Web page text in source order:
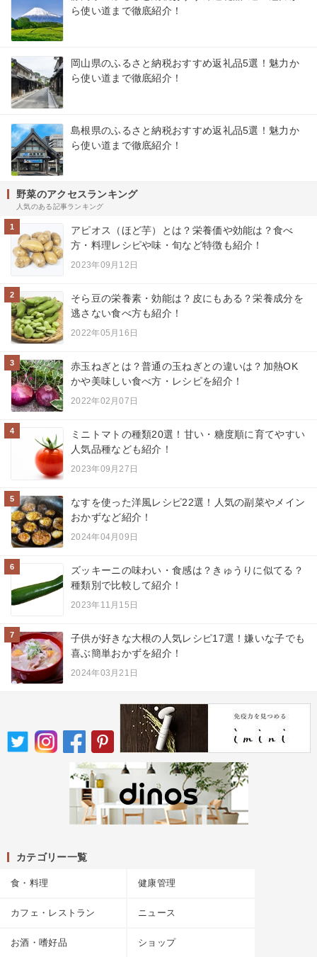
ら使い道まで徹底紹介！
岡山県のふるさと納税おすすめ返礼品5選！魅力か
ら使い道まで徹底紹介！
島根県のふるさと納税おすすめ返礼品5選！魅力か
ら使い道まで徹底紹介！
野菜のアクセスランキング
人気のある記事ランキング
1
アピオス（ほど芋）とは？栄養価や効能は？食べ
方・料理レシピや味・旬など特徴も紹介！
2023年09月12日
2
そら豆の栄養素・効能は？皮にもある？栄養成分を
逃さない食べ方も紹介！
2022年05月16日
3
赤玉ねぎとは？普通の玉ねぎとの違いは？加熱OK
かや美味しい食べ方・レシピを紹介！
2022年02月07日
4
ミニトマトの種類20選！甘い・糖度順に育てやすい
人気品種なども紹介！
2023年09月27日
5
なすを使った洋風レシピ22選！人気の副菜やメイン
おかずなど紹介！
2024年04月09日
6
ズッキーニの味わい・食感は？きゅうりに似てる？
種類別で比較して紹介！
2023年11月15日
7
子供が好きな大根の人気レシピ17選！嫌いな子でも
喜ぶ簡単おかずを紹介！
2024年03月21日
カテゴリー一覧
食・料理 健康管理
カフェ・レストラン ニュース
お酒・嗜好品 ショップ